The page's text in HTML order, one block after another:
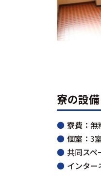
寮の設備
寮費： 無
個室： 3
共同スペ
インター